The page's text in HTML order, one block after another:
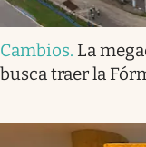
Cambios. La
busca traer la